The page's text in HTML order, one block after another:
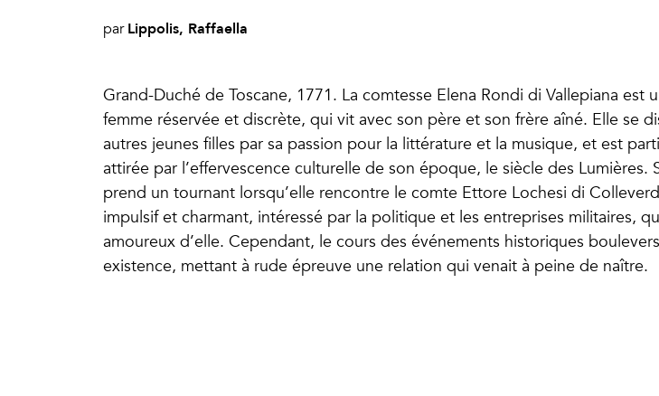
par Lippolis, Raffaella
Grand-Duché de Toscane, 1771. La comtesse Elena Rondi di Vallepiana est
femme réservée et discrète, qui vit avec son père et son frère aîné. Elle se
autres jeunes filles par sa passion pour la littérature et la musique, et est
attirée par l’effervescence culturelle de son époque, le siècle des Lumières.
prend un tournant lorsqu’elle rencontre le comte Ettore Lochesi di
impulsif et charmant, intéressé par la politique et les entreprises militaires,
amoureux d’elle. Cependant, le cours des événements historiques
existence, mettant à rude épreuve une relation qui venait à peine de naître.